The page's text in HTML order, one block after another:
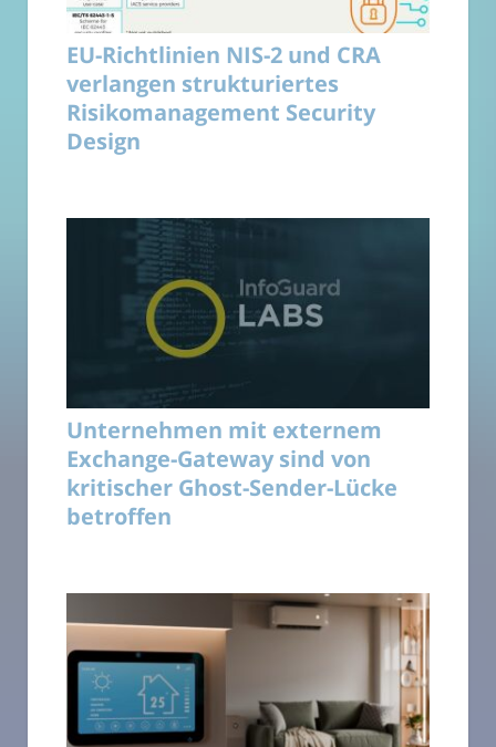
EU-Richtlinien NIS-2 und CRA
verlangen strukturiertes
Risikomanagement Security
Design
Unternehmen mit externem
Exchange-Gateway sind von
kritischer Ghost-Sender-Lücke
betroffen